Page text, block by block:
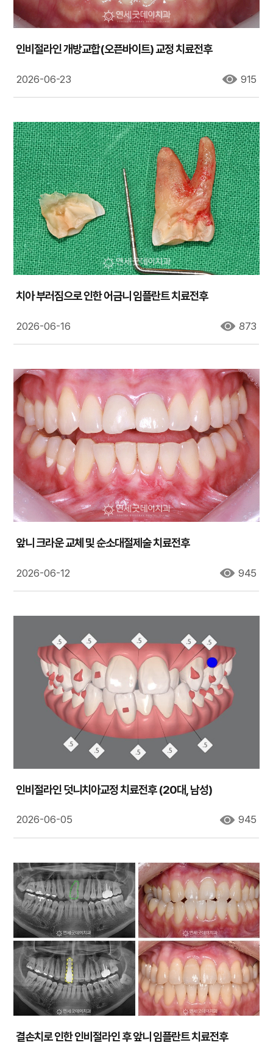
인비절라인 개방교합(오픈바이트) 교정 치료전후
2026-06-23 915
치아 부러짐으로 인한 어금니 임플란트 치료전후
2026-06-16 873
앞니 크라운 교체 및 순소대절제술 치료전후
2026-06-12 945
인비절라인 덧니치아교정 치료전후 (20대, 남성)
2026-06-05 945
결손치로 인한 인비절라인 후 앞니 임플란트 치료전후